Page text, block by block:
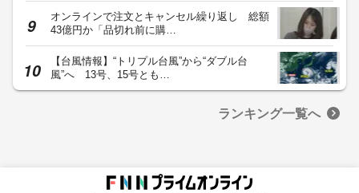
オンラインで注文とキャンセル繰り返し 総額
43億円か「品切れ前に購…
【台風情報】“トリプル台風”から“ダブル台
風”へ 13号、15号とも…
ランキング一覧へ